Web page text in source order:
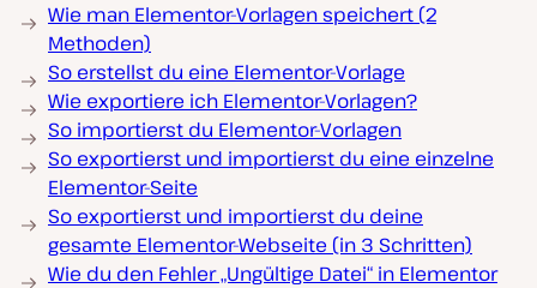
Wie man Elementor-Vorlagen speichert (2
Methoden)
So erstellst du eine Elementor-Vorlage
Wie exportiere ich Elementor-Vorlagen?
So importierst du Elementor-Vorlagen
So exportierst und importierst du eine einzelne
Elementor-Seite
So exportierst und importierst du deine
gesamte Elementor-Webseite (in 3 Schritten)
Wie du den Fehler „Ungültige Datei“ in Elementor